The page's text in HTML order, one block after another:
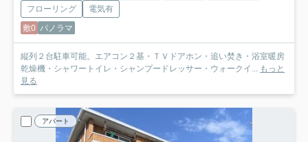
フローリング
電気有
敷0 パノラマ
縦列２台駐車可能。エアコン２基・ＴＶドアホン・追い焚き・浴室暖房
乾燥機・シャワートイレ・シャンプードレッサー・ウォークイ... もっと
見る
アパート